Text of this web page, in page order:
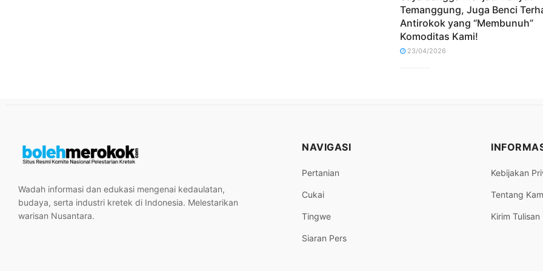
Temanggung, Juga Benci
Antirokok yang “Membunuh”
Komoditas Kami!
23/04/2026
Wadah informasi dan edukasi mengenai kedaulatan,
budaya, serta industri kretek di Indonesia. Melestarikan
warisan Nusantara.
NAVIGASI
Pertanian
Cukai
Tingwe
Siaran Pers
Kebijakan
Tentang
Kirim Tulisan